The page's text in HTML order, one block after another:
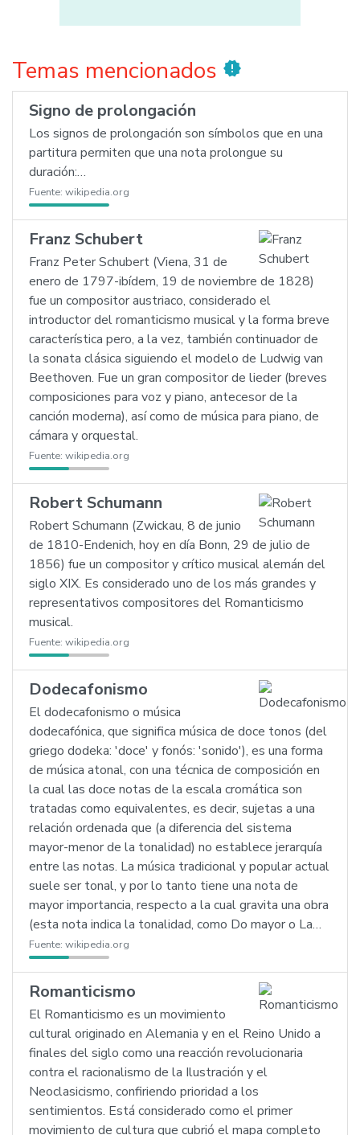
Temas mencionados new_releases
Signo de prolongación
Los signos de prolongación son símbolos que en una
partitura permiten que una nota prolongue su
duración:…
Fuente: wikipedia.org
Franz Schubert
Franz Peter Schubert (Viena, 31 de
enero de 1797-ibídem, 19 de noviembre de 1828)
fue un compositor austriaco, considerado el
introductor del romanticismo musical y la forma breve
característica pero, a la vez, también continuador de
la sonata clásica siguiendo el modelo de Ludwig van
Beethoven. Fue un gran compositor de lieder (breves
composiciones para voz y piano, antecesor de la
canción moderna), así como de música para piano, de
cámara y orquestal.
Fuente: wikipedia.org
Robert Schumann
Robert Schumann (Zwickau, 8 de junio
de 1810-Endenich, hoy en día Bonn, 29 de julio de
1856) fue un compositor y crítico musical alemán del
siglo XIX. Es considerado uno de los más grandes y
representativos compositores del Romanticismo
musical.
Fuente: wikipedia.org
Dodecafonismo
El dodecafonismo o música
dodecafónica, que significa música de doce tonos (del
griego dodeka: 'doce' y fonós: 'sonido'), es una forma
de música atonal, con una técnica de composición en
la cual las doce notas de la escala cromática son
tratadas como equivalentes, es decir, sujetas a una
relación ordenada que (a diferencia del sistema
mayor-menor de la tonalidad) no establece jerarquía
entre las notas. La música tradicional y popular actual
suele ser tonal, y por lo tanto tiene una nota de
mayor importancia, respecto a la cual gravita una obra
(esta nota indica la tonalidad, como Do mayor o La…
Fuente: wikipedia.org
Romanticismo
El Romanticismo es un movimiento
cultural originado en Alemania y en el Reino Unido a
finales del siglo como una reacción revolucionaria
contra el racionalismo de la Ilustración y el
Neoclasicismo, confiriendo prioridad a los
sentimientos. Está considerado como el primer
movimiento de cultura que cubrió el mapa completo